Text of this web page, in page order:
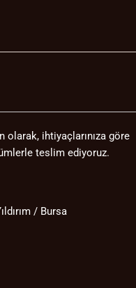
olarak, ihtiyaçlarınıza göre
teslim ediyoruz.
/ Bursa